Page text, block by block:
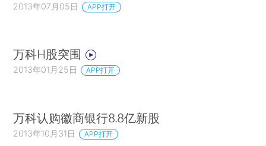
2013年07月05日 APP打开
万科H股突围
2013年01月25日 APP打开
万科认购徽商银行8.8亿新股
2013年10月31日 APP打开